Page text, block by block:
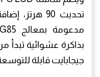
تحديث 90
جيجابايت قابلة